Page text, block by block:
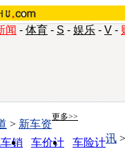
闻 - 体育 - S - 娱乐 - V -
更多>>
销
车价计
车险计
> 新车资
讯